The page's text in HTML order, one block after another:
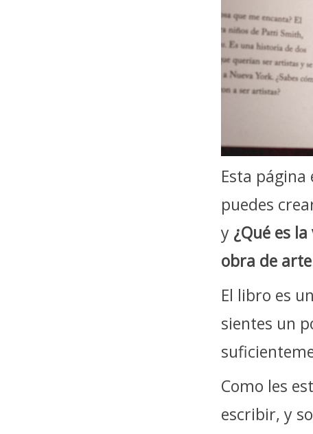
Esta
puedes
y ¿Qué es
obra de
El libro es
sientes un
Como les
escribir, y